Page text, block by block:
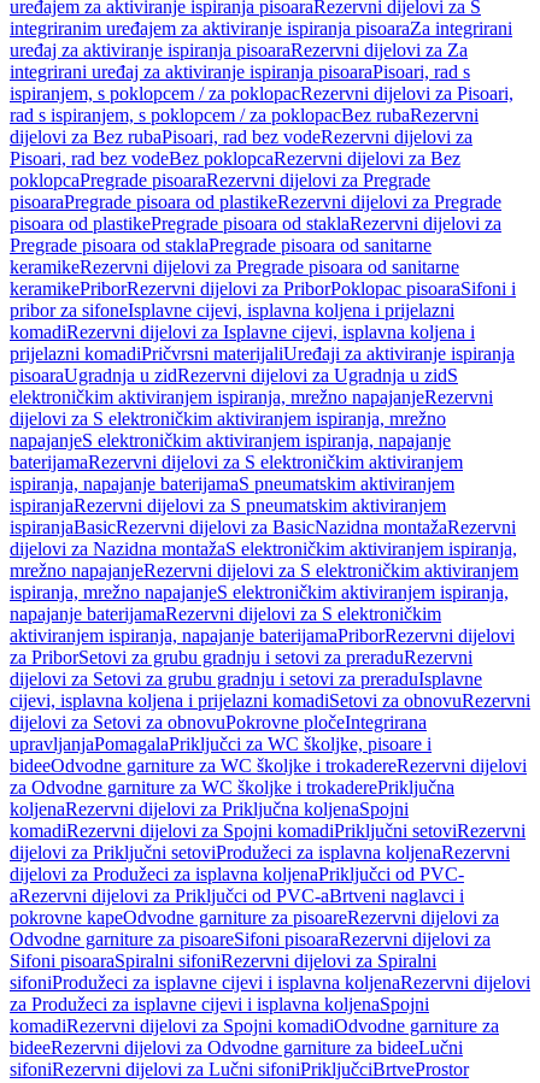
uređajem za aktiviranje ispiranja pisoaraRezervni dijelovi za S
integriranim uređajem za aktiviranje ispiranja pisoaraZa integrirani
uređaj za aktiviranje ispiranja pisoaraRezervni dijelovi za Za
integrirani uređaj za aktiviranje ispiranja pisoaraPisoari, rad s
ispiranjem, s poklopcem / za poklopacRezervni dijelovi za Pisoari,
rad s ispiranjem, s poklopcem / za poklopacBez rubaRezervni
dijelovi za Bez rubaPisoari, rad bez vodeRezervni dijelovi za
Pisoari, rad bez vodeBez poklopcaRezervni dijelovi za Bez
poklopcaPregrade pisoaraRezervni dijelovi za Pregrade
pisoaraPregrade pisoara od plastikeRezervni dijelovi za Pregrade
pisoara od plastikePregrade pisoara od staklaRezervni dijelovi za
Pregrade pisoara od staklaPregrade pisoara od sanitarne
keramikeRezervni dijelovi za Pregrade pisoara od sanitarne
keramikePriborRezervni dijelovi za PriborPoklopac pisoaraSifoni i
pribor za sifoneIsplavne cijevi, isplavna koljena i prijelazni
komadiRezervni dijelovi za Isplavne cijevi, isplavna koljena i
prijelazni komadiPričvrsni materijaliUređaji za aktiviranje ispiranja
pisoaraUgradnja u zidRezervni dijelovi za Ugradnja u zidS
elektroničkim aktiviranjem ispiranja, mrežno napajanjeRezervni
dijelovi za S elektroničkim aktiviranjem ispiranja, mrežno
napajanjeS elektroničkim aktiviranjem ispiranja, napajanje
baterijamaRezervni dijelovi za S elektroničkim aktiviranjem
ispiranja, napajanje baterijamaS pneumatskim aktiviranjem
ispiranjaRezervni dijelovi za S pneumatskim aktiviranjem
ispiranjaBasicRezervni dijelovi za BasicNazidna montažaRezervni
dijelovi za Nazidna montažaS elektroničkim aktiviranjem ispiranja,
mrežno napajanjeRezervni dijelovi za S elektroničkim aktiviranjem
ispiranja, mrežno napajanjeS elektroničkim aktiviranjem ispiranja,
napajanje baterijamaRezervni dijelovi za S elektroničkim
aktiviranjem ispiranja, napajanje baterijamaPriborRezervni dijelovi
za PriborSetovi za grubu gradnju i setovi za preraduRezervni
dijelovi za Setovi za grubu gradnju i setovi za preraduIsplavne
cijevi, isplavna koljena i prijelazni komadiSetovi za obnovuRezervni
dijelovi za Setovi za obnovuPokrovne pločeIntegrirana
upravljanjaPomagalaPriključci za WC školjke, pisoare i
bideeOdvodne garniture za WC školjke i trokadereRezervni dijelovi
za Odvodne garniture za WC školjke i trokaderePriključna
koljenaRezervni dijelovi za Priključna koljenaSpojni
komadiRezervni dijelovi za Spojni komadiPriključni setoviRezervni
dijelovi za Priključni setoviProdužeci za isplavna koljenaRezervni
dijelovi za Produžeci za isplavna koljenaPriključci od PVC-
aRezervni dijelovi za Priključci od PVC-aBrtveni naglavci i
pokrovne kapeOdvodne garniture za pisoareRezervni dijelovi za
Odvodne garniture za pisoareSifoni pisoaraRezervni dijelovi za
Sifoni pisoaraSpiralni sifoniRezervni dijelovi za Spiralni
sifoniProdužeci za isplavne cijevi i isplavna koljenaRezervni dijelovi
za Produžeci za isplavne cijevi i isplavna koljenaSpojni
komadiRezervni dijelovi za Spojni komadiOdvodne garniture za
bideeRezervni dijelovi za Odvodne garniture za bideeLučni
sifoniRezervni dijelovi za Lučni sifoniPriključciBrtveProstor